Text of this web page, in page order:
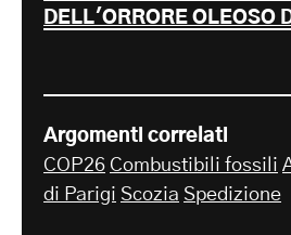
DELL'ORRORE OLEOSO
Argomenti correlati
COP26 Combustibili fossili
di Parigi Scozia Spedizione